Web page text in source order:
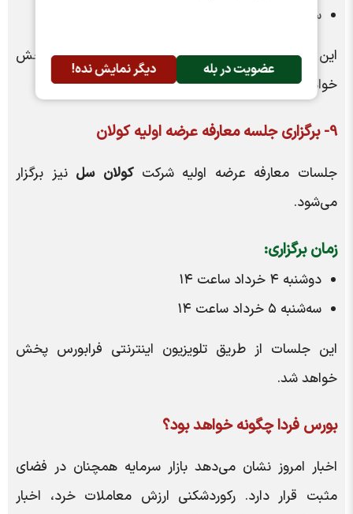
عضویت در بله دیگر نمایش نده!
سه‌شنبه ۱۲ خرداد ساعت ۱۰
این جلسات به صورت زنده از تلویزیون فرابورس پخش
خواهد شد.
9- برگزاری جلسه معارفه عرضه اولیه کولان
جلسات معارفه عرضه اولیه شرکتکولان سل نیز برگزار
می‌شود.
زمان برگزاری:
دوشنبه ۴ خرداد ساعت ۱۴
سه‌شنبه ۵ خرداد ساعت ۱۴
این جلسات از طریق تلویزیون اینترنتی فرابورس پخش
خواهد شد.
بورس فردا چگونه خواهد بود؟
اخبار امروز نشان می‌دهد بازار سرمایه همچنان در فضای
مثبت قرار دارد. رکوردشکنی ارزش معاملات خرد، اخبار